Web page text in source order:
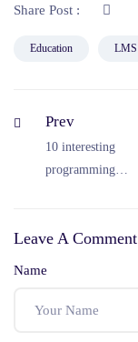
Share Post :
Education LMS
Prev
10 interesting
programming
attention to
Leave A Comment
Name